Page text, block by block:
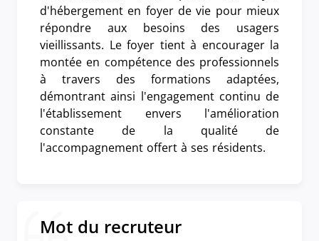
d'hébergement en foyer de vie pour mieux
répondre aux besoins des usagers
vieillissants. Le foyer tient à encourager la
montée en compétence des professionnels
à travers des formations adaptées,
démontrant ainsi l'engagement continu de
l'établissement envers l'amélioration
constante de la qualité de
l'accompagnement offert à ses résidents.
Mot du recruteur